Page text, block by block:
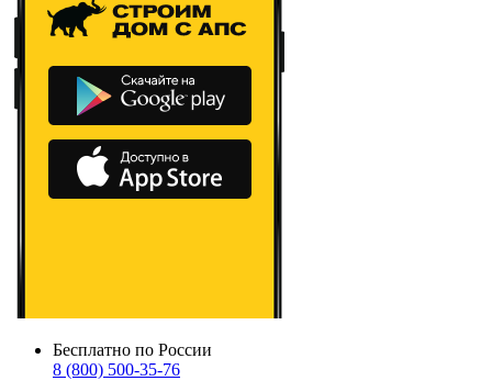
Бесплатно по России
8 (800) 500-35-76